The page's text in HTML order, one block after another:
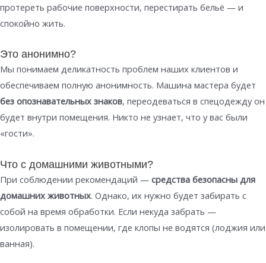
протереть рабочие поверхности, перестирать бельё — и
спокойно жить.
Это анонимно?
Мы понимаем деликатность проблем наших клиентов и
обеспечиваем полную анонимность. Машина мастера будет
без опознавательных знаков, переодеваться в спецодежду он
будет внутри помещения. Никто не узнает, что у вас были
«гости».
Что с домашними животными?
При соблюдении рекомендаций — средства безопасны для
домашних животных. Однако, их нужно будет забирать с
собой на время обработки. Если некуда забрать —
изолировать в помещении, где клопы не водятся (лоджия или
ванная).